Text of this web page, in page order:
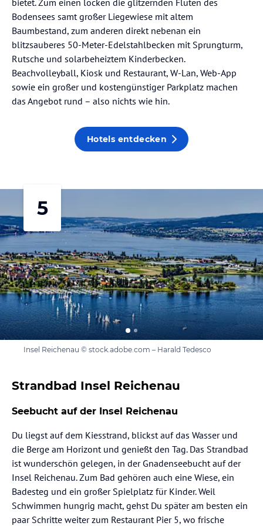
bietet. Zum einen locken die glitzernden Fluten des
Bodensees samt großer Liegewiese mit altem
Baumbestand, zum anderen direkt nebenan ein
blitzsauberes 50-Meter-Edelstahlbecken mit Sprungturm,
Rutsche und solarbeheiztem Kinderbecken.
Beachvolleyball, Kiosk und Restaurant, W-Lan, Web-App
sowie ein großer und kostengünstiger Parkplatz machen
das Angebot rund – also nichts wie hin.
Hotels entdecken
5
Insel Reichenau © stock.adobe.com – Harald Tedesco
Strandbad Insel Reichenau
Seebucht auf der Insel Reichenau
Du liegst auf dem Kiesstrand, blickst auf das Wasser und
die Berge am Horizont und genießt den Tag. Das Strandbad
ist wunderschön gelegen, in der Gnadenseebucht auf der
Insel Reichenau. Zum Bad gehören auch eine Wiese, ein
Badesteg und ein großer Spielplatz für Kinder. Weil
Schwimmen hungrig macht, gehst Du später am besten ein
paar Schritte weiter zum Restaurant Pier 5, wo frische